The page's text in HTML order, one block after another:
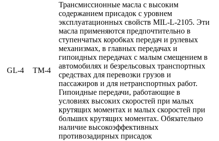
GL-4 TM-4
Трансмиссионные масла с высоким
содержанием присадок с уровнем
эксплуатационных свойств MIL-L-2105. Эти
масла применяются предпочтительно в
ступенчатых коробках передач и рулевых
механизмах, в главных передачах и
гипоидных передачах с малым смещением в
автомобилях и безрельсовых транспортных
средствах для перевозки грузов и
пассажиров и для нетранспортных работ.
Гипоидные передачи, работающие в
условиях высоких скоростей при малых
крутящих моментах и малых скоростей при
больших крутящих моментах. Обязательно
наличие высокоэффективных
противозадирных присадок